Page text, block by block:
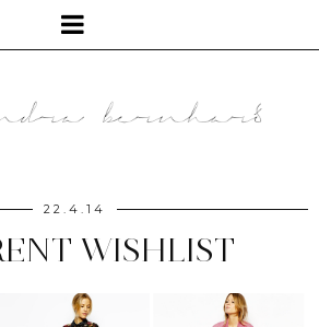
22.4.14
WISHLIST